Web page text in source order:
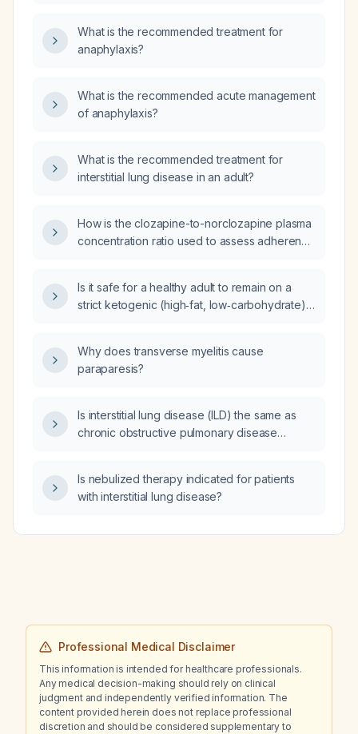
What is the recommended treatment for
anaphylaxis?
What is the recommended acute management
of anaphylaxis?
What is the recommended treatment for
interstitial lung disease in an adult?
How is the clozapine-to-norclozapine plasma
concentration ratio used to assess adherence
Is it safe for a healthy adult to remain on a
strict ketogenic (high‑fat, low‑carbohydrate)
Why does transverse myelitis cause
paraparesis?
Is interstitial lung disease (ILD) the same as
chronic obstructive pulmonary disease
Is nebulized therapy indicated for patients
with interstitial lung disease?
Professional Medical Disclaimer
This information is intended for healthcare professionals.
Any medical decision-making should rely on clinical
judgment and independently verified information. The
content provided herein does not replace professional
discretion and should be considered supplementary to